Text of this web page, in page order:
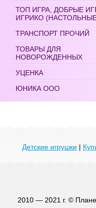
ТОП ИГРА, ДОБРЫЕ
ИГРИКО
ТРАНСПОРТ ПРОЧИЙ
ТОВАРЫ ДЛЯ
НОВОРОЖДЕННЫХ
УЦЕНКА
ЮНИКА ООО
Детские игрушки |
2010 — 2021 г. ©